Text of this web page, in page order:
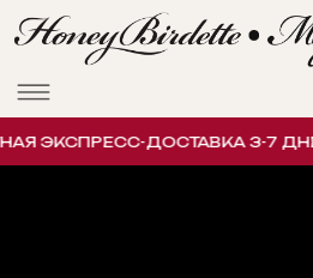
ЭКСПРЕСС-ДОСТАВКА 3-7 ДНЕЙ